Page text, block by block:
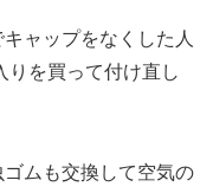
ャップをなくした人
りを買って付け直し
ムも交換して空気の